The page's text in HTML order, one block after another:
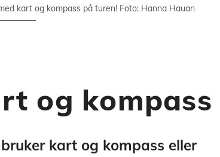
kart og kompass på turen! Foto: Hanna Hauan
og kompass
kart og kompass eller